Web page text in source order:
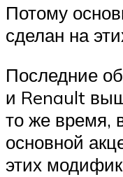
Потому
сделан на
Последние
и Renault
то же время,
основной
этих